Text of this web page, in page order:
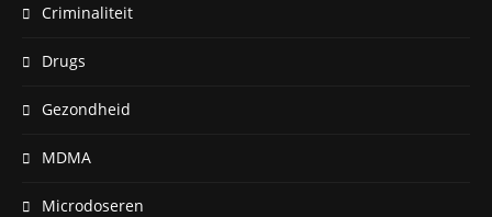
Criminaliteit
Drugs
Gezondheid
MDMA
Microdoseren